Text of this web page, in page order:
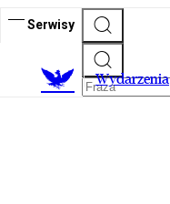
Serwisy
Wydarzenia